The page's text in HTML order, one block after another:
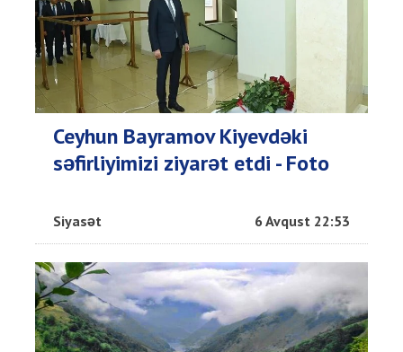
Ceyhun Bayramov Kiyevdəki
səfirliyimizi ziyarət etdi - Foto
Siyasət 6 Avqust 22:53